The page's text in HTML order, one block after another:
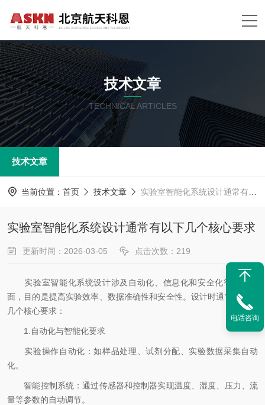
技术文章
TECHNICAL ARTICLES
技术文章
当前位置： 首页 技术文章 实验室智能化系统设计通常有以下几个核心要求
实验室智能化系统设计通常有以下几个核心要求
更新时间：2026-03-05 点击次数：219
实验室智能化系统设计涉及自动化、信息化和安全化等多个方
面，目的是提高实验效率、数据准确性和安全性。设计时通常有以下
几个核心要求：
1.自动化与智能化要求
实验操作自动化：如样品处理、试剂分配、实验数据采集自动
化。
智能控制系统：通过传感器和控制器实现温度、湿度、压力、流
量等参数的自动调节。
电话咨询